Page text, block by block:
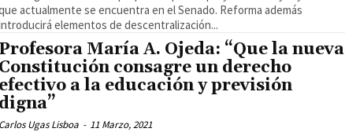
actualmente se encuentra en el Senado. Reforma además
elementos de descentralización...
Profesora María A. Ojeda: “Que la nueva
Constitución consagre un derecho
efectivo a la educación y previsión
digna”
Carlos Ugas Lisboa - 11 Marzo, 2021